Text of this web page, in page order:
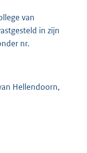
van
in zijn
nr.
Hellendoorn,